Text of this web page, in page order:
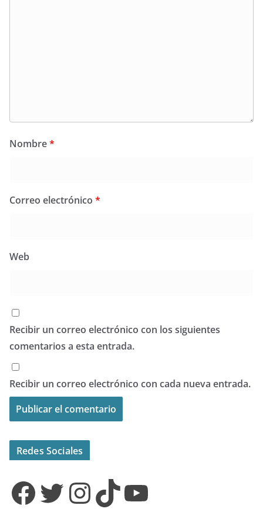
Nombre*
Correo electrónico *
Web
Recibir un correo electrónico con los siguientes
comentarios a esta entrada.
Recibir un correo electrónico con cada nueva entrada.
Redes Sociales
Facebook Twitter InstagramTikTok YouTube